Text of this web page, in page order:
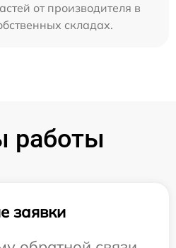
от производителя в
складах.
работы
заявки